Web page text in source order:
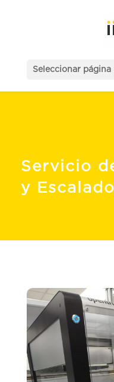
Seleccionar página
Servicio
y